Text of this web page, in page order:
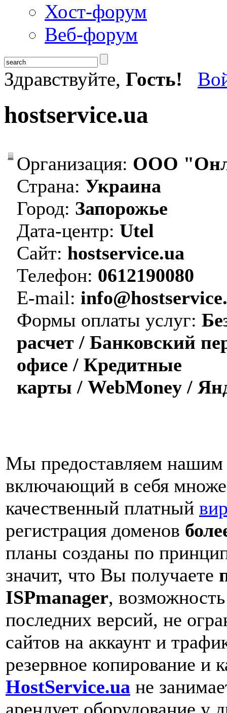
Хост-форум
Веб-форум
Здравствуйте, Гость!
hostservice.ua
Организация: ООО
Страна: Украина
Город: Запорожье
Дата-центр: Utel
Сайт: hostservice.ua
Телефон: 0612190080
E-mail:
Формы оплаты услуг:
расчет / Банковский
офисе / Кредитные
карты / WebMoney /
Мы предоставляем нашим
включающий в себя
качественный платный
регистрация доменов
планы созданы по
значит, что Вы получаете
ISPmanager,
последних версий, не
сайтов на аккаунт и
резервное копирование и
HostService.ua не